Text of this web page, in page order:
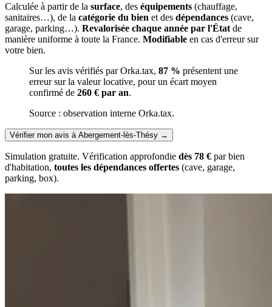
Calculée à partir de la surface, des équipements (chauffage,
sanitaires…), de la catégorie du bien et des dépendances (cave,
garage, parking…). Revalorisée chaque année par l'État de
manière uniforme à toute la France. Modifiable en cas d'erreur sur
votre bien.
Sur les avis vérifiés par Orka.tax, 87 % présentent une
erreur sur la valeur locative, pour un écart moyen
confirmé de 260 € par an.
Source : observation interne Orka.tax.
Vérifier mon avis à Abergement-lès-Thésy →
Simulation gratuite. Vérification approfondie dès 78 € par bien
d'habitation, toutes les dépendances offertes (cave, garage,
parking, box).